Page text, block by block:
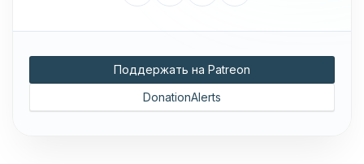
Поддержать на Patreon
DonationAlerts